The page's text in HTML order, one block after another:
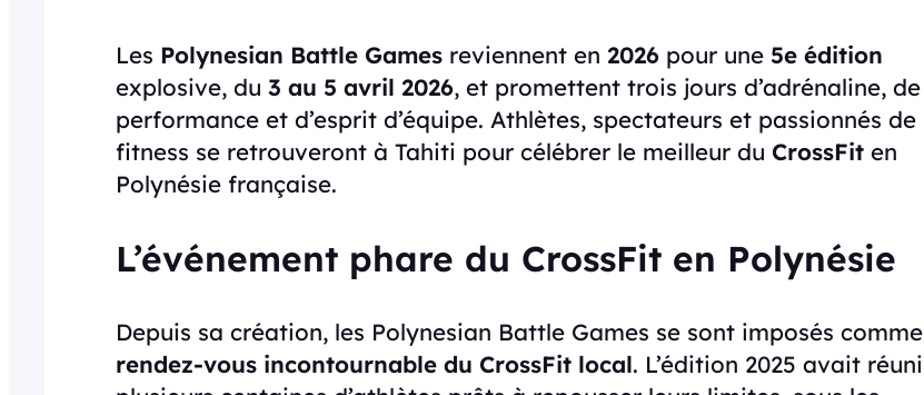
Les Polynesian Battle Games reviennent en 2026 pour une 5e édition
explosive, du 3 au 5 avril 2026, et promettent trois jours d’adrénaline, de
performance et d’esprit d’équipe. Athlètes, spectateurs et passionnés de
fitness se retrouveront à Tahiti pour célébrer le meilleur du CrossFit en
Polynésie française.
L’événement phare du CrossFit en Polynésie
Depuis sa création, les Polynesian Battle Games se sont imposés comme
rendez-vous incontournable du CrossFit local. L’édition 2025 avait réuni